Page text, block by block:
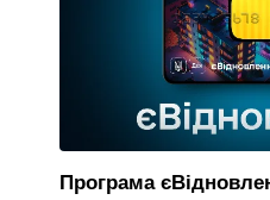
Програма